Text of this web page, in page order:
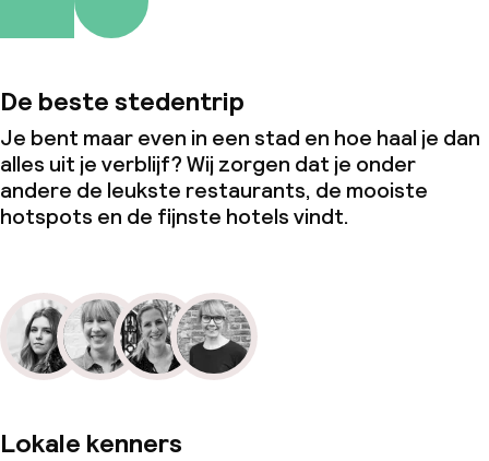
De beste stedentrip
Je bent maar even in een stad en hoe haal je dan
alles uit je verblijf? Wij zorgen dat je onder
andere de leukste restaurants, de mooiste
hotspots en de fijnste hotels vindt.
Lokale kenners